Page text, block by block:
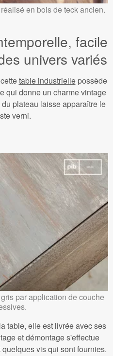
en bois de teck ancien.
facile
univers variés
table industriellepossède
qui donne un charme vintage
plateau laisse apparaître le
verni.
par application de couche
table, elle est livrée avec ses
et démontage s'effectue
vis qui sont fournies.